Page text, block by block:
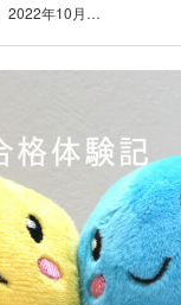
2022年10月…